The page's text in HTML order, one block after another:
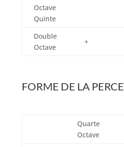
Octave
Quinte
Double
Octave
+
FORME DE LA PERCE
Quarte
Octave